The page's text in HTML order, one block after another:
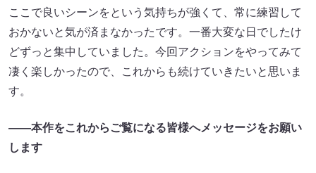
ここで良いシーンをという気持ちが強くて、常に練習して
おかないと気が済まなかったです。一番大変な日でしたけ
どずっと集中していました。今回アクションをやってみて
凄く楽しかったので、これからも続けていきたいと思いま
す。
――本作をこれからご覧になる皆様へメッセージをお願い
します